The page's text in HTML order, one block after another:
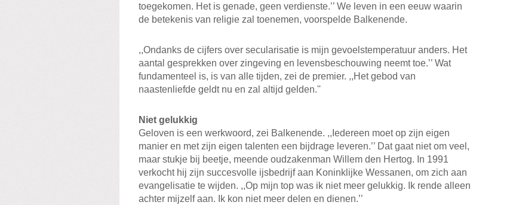
toegekomen. Het is genade, geen verdienste.’’ We leven in een eeuw waarin
de betekenis van religie zal toenemen, voorspelde Balkenende.
,,Ondanks de cijfers over secularisatie is mijn gevoelstemperatuur anders. Het
aantal gesprekken over zingeving en levensbeschouwing neemt toe.’’ Wat
fundamenteel is, is van alle tijden, zei de premier. ,,Het gebod van
naastenliefde geldt nu en zal altijd gelden.''
Niet gelukkig
Geloven is een werkwoord, zei Balkenende. ,,Iedereen moet op zijn eigen
manier en met zijn eigen talenten een bijdrage leveren.’’ Dat gaat niet om veel,
maar stukje bij beetje, meende oudzakenman Willem den Hertog. In 1991
verkocht hij zijn succesvolle ijsbedrijf aan Koninklijke Wessanen, om zich aan
evangelisatie te wijden. ,,Op mijn top was ik niet meer gelukkig. Ik rende alleen
achter mijzelf aan. Ik kon niet meer delen en dienen.’’